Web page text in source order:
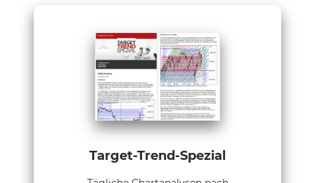
Target-Trend-Spezial